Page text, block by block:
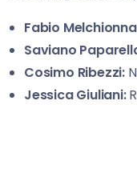
Fabio
Saviano
Cosimo Ribezzi:
Jessica Giuliani: